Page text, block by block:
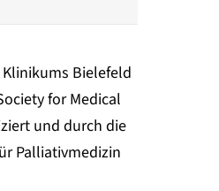
Bielefeld
for Medical
und durch die
Palliativmedizin